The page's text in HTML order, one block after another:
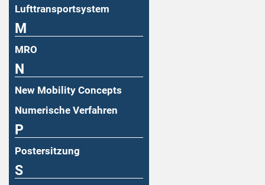
Lufttransportsystem
M
MRO
N
New Mobility Concepts
Numerische Verfahren
P
Postersitzung
S